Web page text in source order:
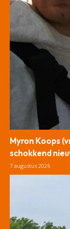
Myron Koops
schokkend
7 augustus 2026